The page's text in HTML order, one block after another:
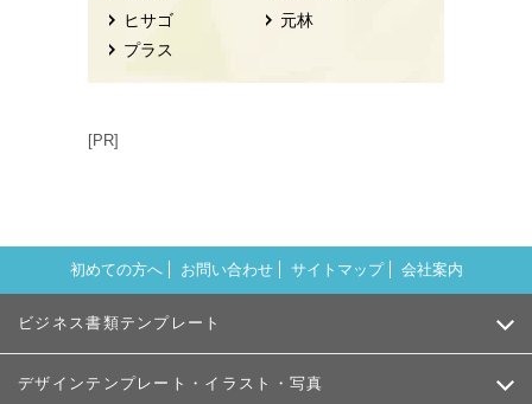
ヒサゴ
プラス
元林
[PR]
初めての方へ お問い合わせ サイトマップ 会社案内
ビジネス書類テンプレート
デザインテンプレート・イラスト・写真